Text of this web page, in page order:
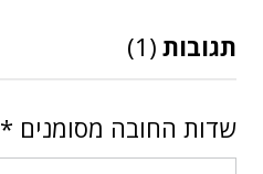
תגובות (1)
שדות החובה מסומנים *